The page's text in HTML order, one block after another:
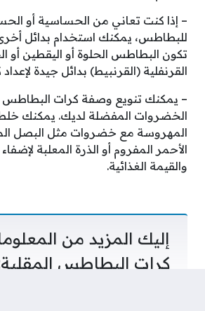
– إذا كنت تعاني من الحساسية أو
للبطاطس، يمكنك استخدام بدائل
تكون البطاطس الحلوة أو اليقطين أو
القرنفلية (القرنبيط) بدائل جيدة
– يمكنك تنويع وصفة كرات البطاطس
الخضروات المفضلة لديك. يمكنك
المهروسة مع خضروات مثل البصل
الأحمر المفروم أو الذرة المعلبة
والقيمة الغذائية.
إليك المزيد من
كرات البطاطس